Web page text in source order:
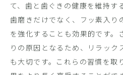
て、歯と歯ぐきの健康を維持す
歯磨きだけでなく、フッ素入り
を強化することも効果的です。
りの原因となるため、リラック
も大切です。これらの習慣を取